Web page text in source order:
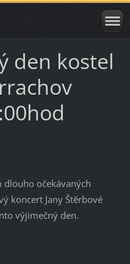
den kostel
očekávaných
koncert Jany Štěrbové
výjimečný den.